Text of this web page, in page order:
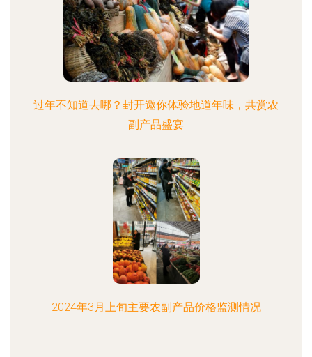
过年不知道去哪？封开邀你体验地道年味，共赏农
副产品盛宴
2024年3月上旬主要农副产品价格监测情况